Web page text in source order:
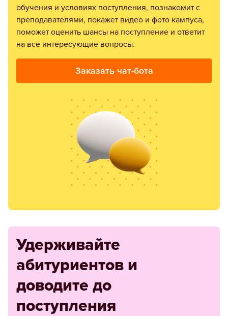
обучения и условиях поступления, познакомит с
преподавателями, покажет видео и фото кампуса,
поможет оценить шансы на поступление и ответит
на все интересующие вопросы.
Заказать чат-бота
Удерживайте
абитуриентов и
доводите до
поступления